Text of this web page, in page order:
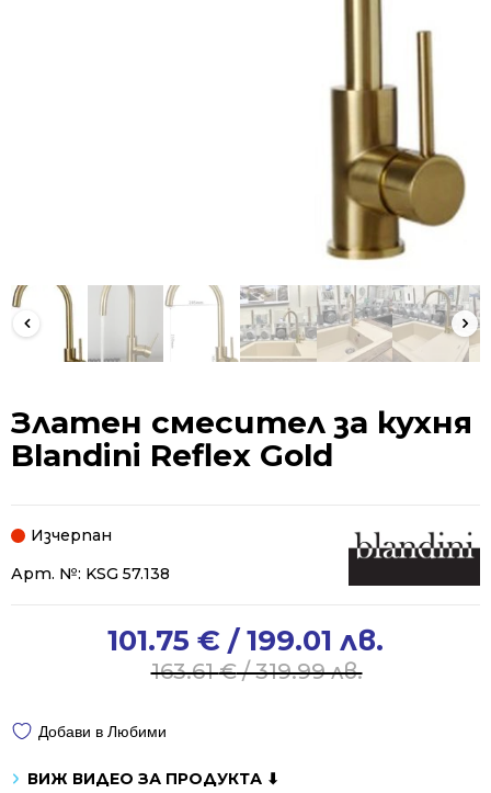
Златен смесител за кухня
Blandini Reflex Gold
Изчерпан
Арт. №: KSG 57.138
163.61€/ 319.99 лв.
319.99 лв..
101.75 € / 199.01 лв.
199.01 лв..
Добави в Любими
ВИЖ ВИДЕО ЗА ПРОДУКТА ⬇